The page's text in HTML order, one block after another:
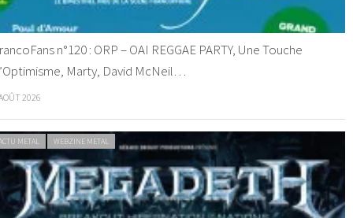
n°120 : ORP – OAI REGGAE PARTY, Une Touche
Marty, David McNeil…
2026
METAL WEBZINE METAL